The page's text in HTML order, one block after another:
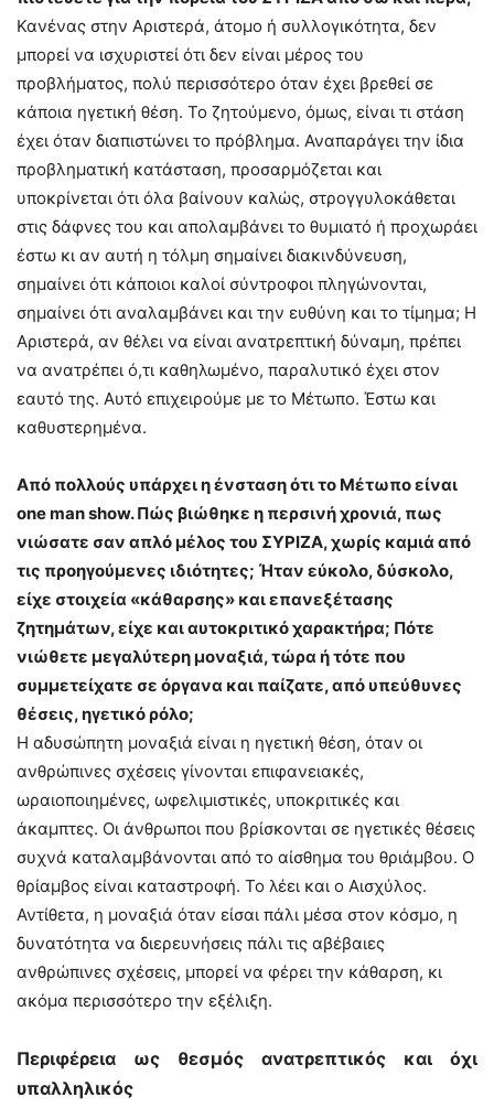
Κανένας στην Αριστερά, άτομο ή συλλογικότητα, δεν
μπορεί να ισχυριστεί ότι δεν είναι μέρος του
προβλήματος, πολύ περισσότερο όταν έχει βρεθεί σε
κάποια ηγετική θέση. Το ζητούμενο, όμως, είναι τι στάση
έχει όταν διαπιστώνει το πρόβλημα. Αναπαράγει την ίδια
προβληματική κατάσταση, προσαρμόζεται και
υποκρίνεται ότι όλα βαίνουν καλώς, στρογγυλοκάθεται
στις δάφνες του και απολαμβάνει το θυμιατό ή προχωράει
έστω κι αν αυτή η τόλμη σημαίνει διακινδύνευση,
σημαίνει ότι κάποιοι καλοί σύντροφοι πληγώνονται,
σημαίνει ότι αναλαμβάνει και την ευθύνη και το τίμημα; Η
Αριστερά, αν θέλει να είναι ανατρεπτική δύναμη, πρέπει
να ανατρέπει ό,τι καθηλωμένο, παραλυτικό έχει στον
εαυτό της. Αυτό επιχειρούμε με το Μέτωπο. Έστω και
καθυστερημένα.
Από πολλούς υπάρχει η ένσταση ότι το Μέτωπο είναι
one man show. Πώς βιώθηκε η περσινή χρονιά, πως
νιώσατε σαν απλό μέλος του ΣΥΡΙΖΑ, χωρίς καμιά από
τις προηγούμενες ιδιότητες; Ήταν εύκολο, δύσκολο,
είχε στοιχεία «κάθαρσης» και επανεξέτασης
ζητημάτων, είχε και αυτοκριτικό χαρακτήρα; Πότε
νιώθετε μεγαλύτερη μοναξιά, τώρα ή τότε που
συμμετείχατε σε όργανα και παίζατε, από υπεύθυνες
θέσεις, ηγετικό ρόλο;
Η αδυσώπητη μοναξιά είναι η ηγετική θέση, όταν οι
ανθρώπινες σχέσεις γίνονται επιφανειακές,
ωραιοποιημένες, ωφελιμιστικές, υποκριτικές και
άκαμπτες. Οι άνθρωποι που βρίσκονται σε ηγετικές θέσεις
συχνά καταλαμβάνονται από το αίσθημα του θριάμβου. Ο
θρίαμβος είναι καταστροφή. Το λέει και ο Αισχύλος.
Αντίθετα, η μοναξιά όταν είσαι πάλι μέσα στον κόσμο, η
δυνατότητα να διερευνήσεις πάλι τις αβέβαιες
ανθρώπινες σχέσεις, μπορεί να φέρει την κάθαρση, κι
ακόμα περισσότερο την εξέλιξη.
Περιφέρεια ως θεσμός ανατρεπτικός και όχι
υπαλληλικός